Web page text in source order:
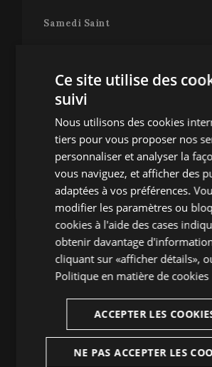
Samedi Saint
(18h00), lauréat du XVe Concours
Tchaïkovsky de Moscou, est
s'est converti en un phénomène
violoncelle et en un personnage clé
la musique classique. Au Festival de
Ferrández se joindra au pianiste
en un programme comprenant
pièces les plus émotionnantes et
répertoire. Parmi elles,Kol Nidrei
une œuvre évoquant les mélodies
juives, suivie de la fameuseSonate
violoncelle et piano № 3
de
chargée d'énergie et d'émotion. Le
inclura égalementVocalisede
Rachmaninov, d'une grande beauté
Sonate № 1 en mi mineur pour
Brahms, qui démontre la virtuosité
Ce site utilise des
suivi
Nous utilisons des cookies
tiers pour vous proposer nos
personnaliser et analyser la
vous naviguez, et afficher des
adaptées à vos préférences.
modifier les paramètres ou
cookies à l'aide des cases
obtenir davantage
cliquant sur «afficher détails»,
Politique en matière de cookies
ACCEPTER LES
NE PAS ACCEPTER LES